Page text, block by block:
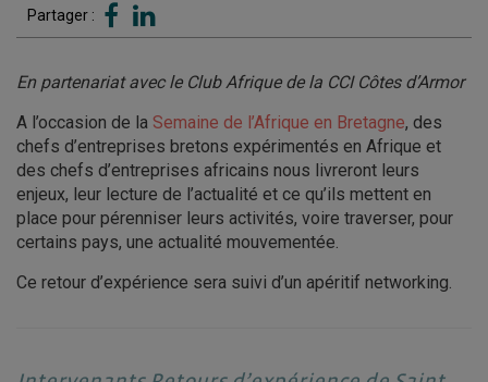
Partager :
En partenariat avec le Club Afrique de la CCI Côtes d’Armor
A l’occasion de la Semaine de l’Afrique en Bretagne, des
chefs d’entreprises bretons expérimentés en Afrique et
des chefs d’entreprises africains nous livreront leurs
enjeux, leur lecture de l’actualité et ce qu’ils mettent en
place pour pérenniser leurs activités, voire traverser, pour
certains pays, une actualité mouvementée.
Ce retour d’expérience sera suivi d’un apéritif networking.